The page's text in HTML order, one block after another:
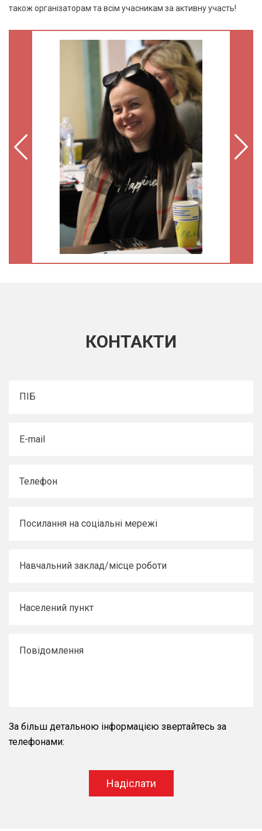
також організаторам та всім учасникам за активну участь!
КОНТАКТИ
За більш детальною інформацією звертайтесь за
телефонами:
Надіслати